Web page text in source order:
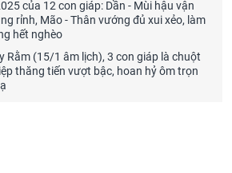
của 12 con giáp: Dần - Mùi hậu vận
rỉnh, Mão - Thân vướng đủ xui xẻo, làm
hết nghèo
Rằm (15/1 âm lịch), 3 con giáp là chuột
thăng tiến vượt bậc, hoan hỷ ôm trọn